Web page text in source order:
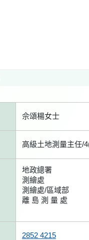
佘頌楊女士
高級土地測量主任/
地政總署
測繪處
測繪處/區域部
離 島 測 量 處
2852 4215